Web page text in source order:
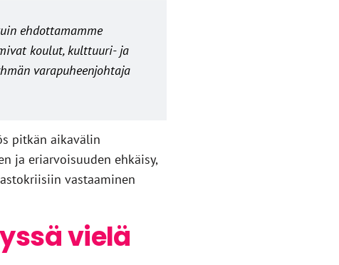
ehdottamamme
koulut, kulttuuri- ja
varapuheenjohtaja
pitkän aikavälin
ja eriarvoisuuden ehkäisy,
vastaaminen
vielä